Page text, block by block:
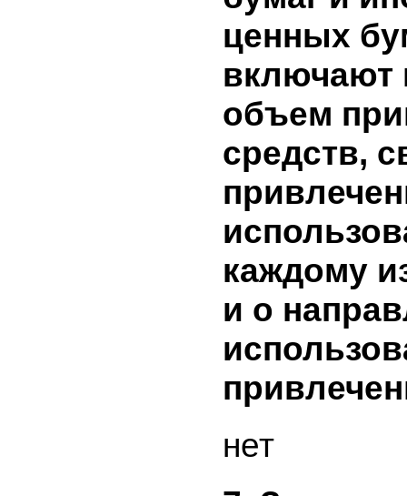
070
Эмиссия акций
Ограничение
распределению
100
6.
в
бумаг и
ценных